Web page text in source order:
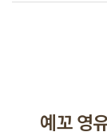
예꼬 영